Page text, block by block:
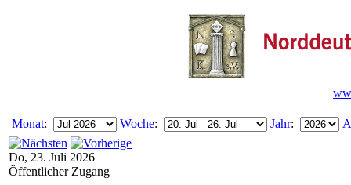
Monat: Woche: Jahr:
Do, 23. Juli 2026
Öffentlicher Zugang